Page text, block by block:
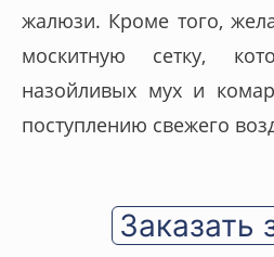
жалюзи. Кроме того,
москитную сетку,
назойливых мух и
поступлению свежего
Заказать